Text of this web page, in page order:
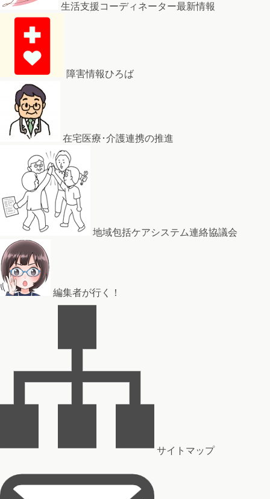
生活支援コーディネーター最新情報
障害情報ひろば
在宅医療･介護連携の推進
地域包括ケアシステム連絡協議会
編集者が行く！
サイトマップ